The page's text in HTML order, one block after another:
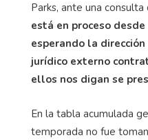
Parks, ante una
está en proceso
esperando la
jurídico externo
ellos nos digan se
En la tabla acumulada
temporada no fue